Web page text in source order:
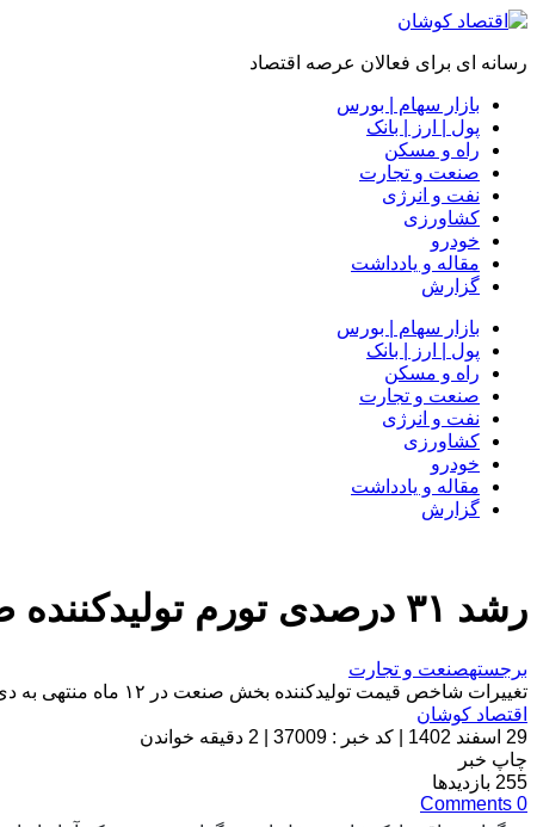
رسانه ای برای فعالان عرصه اقتصاد
بازار سهام | بورس
پول | ارز | بانک
راه و مسکن
صنعت و تجارت
نفت و انرژی
کشاورزی
خودرو
مقاله و یادداشت
گزارش
بازار سهام | بورس
پول | ارز | بانک
راه و مسکن
صنعت و تجارت
نفت و انرژی
کشاورزی
خودرو
مقاله و یادداشت
گزارش
رشد ۳۱ درصدی تورم تولیدکننده صنعت در دی‌ امسال‌
برجستهصنعت و تجارت
تغییرات شاخص قیمت تولیدکننده بخش صنعت در ١٢ ماه منتهی به دی ماه ١٤٠٢ نسبت به مدت مشابه در سال قبل ۳۱.۱ درصد است.
اقتصاد کوشان
29 اسفند 1402
کد خبر : 37009
2 دقیقه خواندن
چاپ خبر
255 بازدیدها
0
Comments